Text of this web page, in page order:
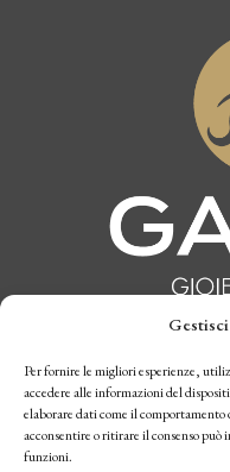
Per fornire le migliori esperienze,
accedere alle informazioni del
elaborare dati come il
acconsentire o ritirare il consenso
funzioni.